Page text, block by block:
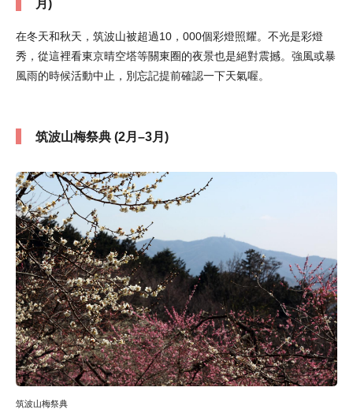
月)
在冬天和秋天，筑波山被超過10，000個彩燈照耀。不光是彩燈
秀，從這裡看東京晴空塔等關東圈的夜景也是絕對震撼。強風或暴
風雨的時候活動中止，別忘記提前確認一下天氣喔。
筑波山梅祭典 (2月–3月)
筑波山梅祭典